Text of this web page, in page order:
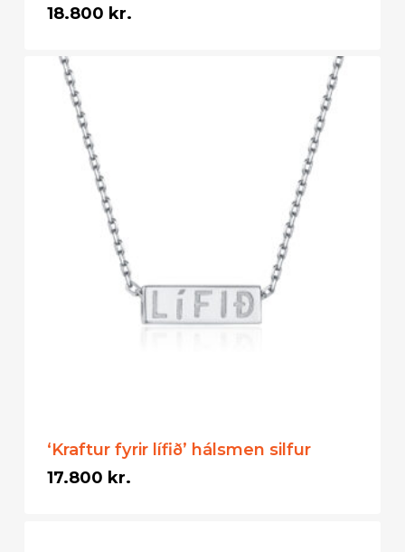
18.800 kr.
‘Kraftur fyrir lífið’ hálsmen silfur
17.800 kr.